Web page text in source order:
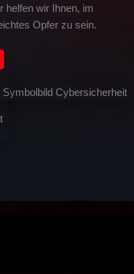
helfen wir Ihnen, im
Opfer zu sein.